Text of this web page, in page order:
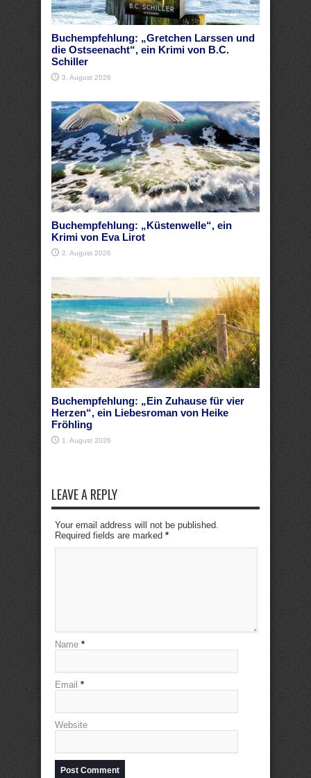
Buchempfehlung: „Gretchen Larssen und
die Ostseenacht“, ein Krimi von B.C.
Schiller
3. August 2026
Buchempfehlung: „Küstenwelle“, ein
Krimi von Eva Lirot
2. August 2026
Buchempfehlung: „Ein Zuhause für vier
Herzen“, ein Liebesroman von Heike
Fröhling
1. August 2026
LEAVE A REPLY
Your email address will not be published.
Required fields are marked *
Name *
Email *
Website